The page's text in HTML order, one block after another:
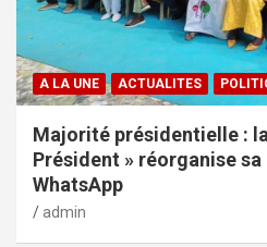
A LA UNE ACTUALITES
Majorité présidentielle :
Président » réorganise
WhatsApp
admin